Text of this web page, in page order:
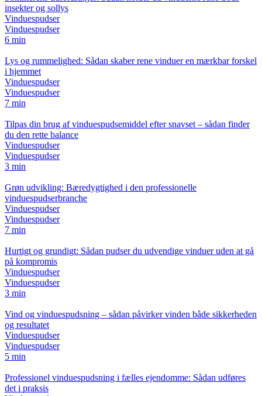
insekter og sollys
Vinduespudser
Vinduespudser
6 min
Lys og rummelighed: Sådan skaber rene vinduer en mærkbar forskel
i hjemmet
Vinduespudser
Vinduespudser
7 min
Tilpas din brug af vinduespudsemiddel efter snavset – sådan finder
du den rette balance
Vinduespudser
Vinduespudser
3 min
Grøn udvikling: Bæredygtighed i den professionelle
vinduespudserbranche
Vinduespudser
Vinduespudser
7 min
Hurtigt og grundigt: Sådan pudser du udvendige vinduer uden at gå
på kompromis
Vinduespudser
Vinduespudser
3 min
Vind og vinduespudsning – sådan påvirker vinden både sikkerheden
og resultatet
Vinduespudser
Vinduespudser
5 min
Professionel vinduespudsning i fælles ejendomme: Sådan udføres
det i praksis